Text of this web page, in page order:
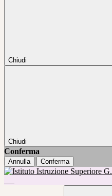
Chiudi
Chiudi
Conferma
Annulla Conferma